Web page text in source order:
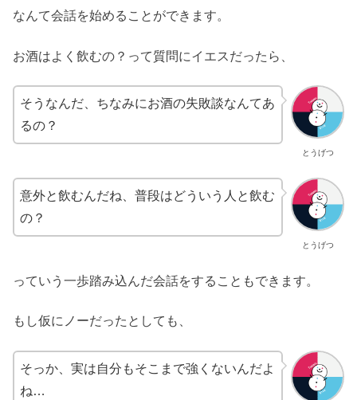
なんて会話を始めることができます。
お酒はよく飲むの？って質問にイエスだったら、
とうげつ
そうなんだ、ちなみにお酒の失敗談なんてあ
るの？
とうげつ
意外と飲むんだね、普段はどういう人と飲む
の？
っていう一歩踏み込んだ会話をすることもできます。
もし仮にノーだったとしても、
そっか、実は自分もそこまで強くないんだよ
ね…